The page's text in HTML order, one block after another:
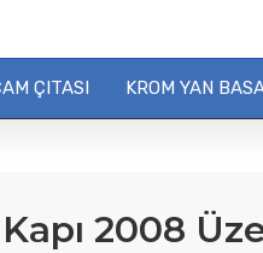
ÇITASI KROM YAN
2008